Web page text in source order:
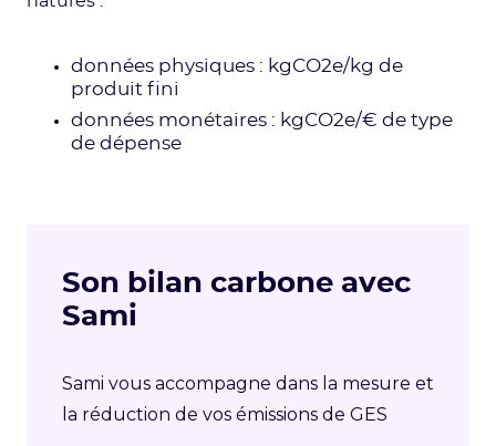
données physiques : kgCO2e/kg de
produit fini
données monétaires : kgCO2e/€ de type
de dépense
Son bilan carbone avec
Sami
Sami vous accompagne dans la mesure et
la réduction de vos émissions de GES